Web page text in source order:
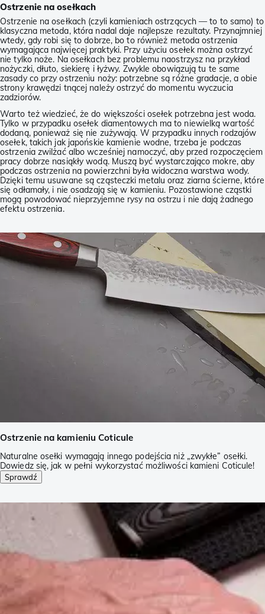
Ostrzenie na osełkach
Ostrzenie na osełkach (czyli kamieniach ostrzących — to to samo) to
klasyczna metoda, która nadal daje najlepsze rezultaty. Przynajmniej
wtedy, gdy robi się to dobrze, bo to również metoda ostrzenia
wymagająca najwięcej praktyki. Przy użyciu osełek można ostrzyć
nie tylko noże. Na osełkach bez problemu naostrzysz na przykład
nożyczki, dłuto, siekierę i łyżwy. Zwykle obowiązują tu te same
zasady co przy ostrzeniu noży: potrzebne są różne gradacje, a obie
strony krawędzi tnącej należy ostrzyć do momentu wyczucia
zadziorów.
Warto też wiedzieć, że do większości osełek potrzebna jest woda.
Tylko w przypadku osełek diamentowych ma to niewielką wartość
dodaną, ponieważ się nie zużywają. W przypadku innych rodzajów
osełek, takich jak japońskie kamienie wodne, trzeba je podczas
ostrzenia zwilżać albo wcześniej namoczyć, aby przed rozpoczęciem
pracy dobrze nasiąkły wodą. Muszą być wystarczająco mokre, aby
podczas ostrzenia na powierzchni była widoczna warstwa wody.
Dzięki temu usuwane są cząsteczki metalu oraz ziarna ścierne, które
się odłamały, i nie osadzają się w kamieniu. Pozostawione cząstki
mogą powodować nieprzyjemne rysy na ostrzu i nie dają żadnego
efektu ostrzenia.
Ostrzenie na kamieniu Coticule
Naturalne osełki wymagają innego podejścia niż „zwykłe” osełki.
Dowiedz się, jak w pełni wykorzystać możliwości kamieni Coticule!
Sprawdź